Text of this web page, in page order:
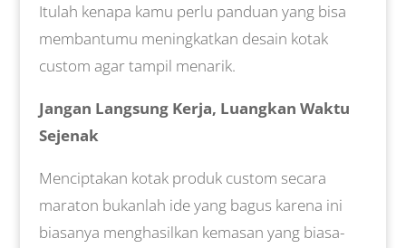
Itulah kenapa kamu perlu panduan yang bisa
membantumu meningkatkan desain kotak
custom agar tampil menarik.
Jangan Langsung Kerja, Luangkan Waktu
Sejenak
Menciptakan kotak produk custom secara
maraton bukanlah ide yang bagus karena ini
biasanya menghasilkan kemasan yang biasa-